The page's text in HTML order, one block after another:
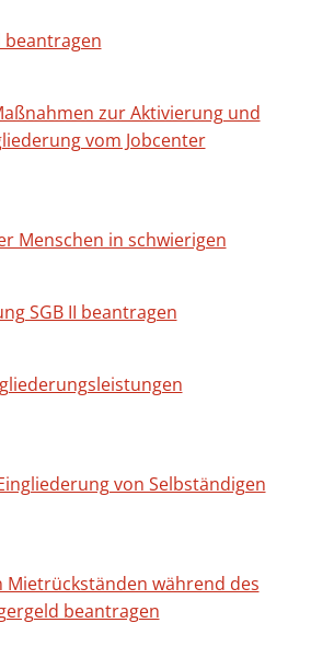
beantragen
zur Aktivierung und
vom Jobcenter
Menschen in schwierigen
SGB II beantragen
von Selbständigen
Mietrückständen während des
beantragen